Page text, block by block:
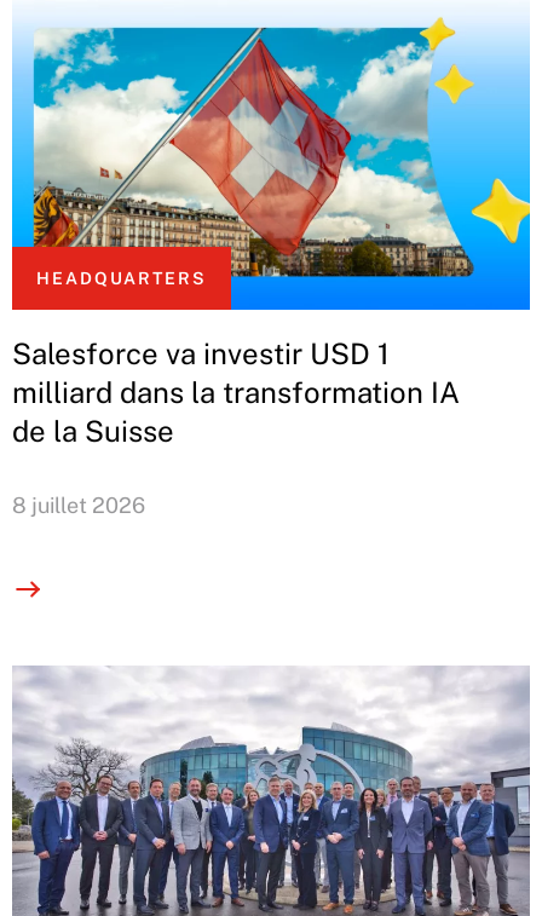
HEADQUARTERS
Salesforce va investir USD 1
milliard dans la transformation IA
de la Suisse
8 juillet 2026